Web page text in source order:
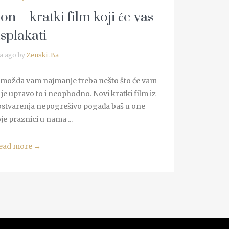
– kratki film koji će vas
ago byZenski .Ba
vam najmanje treba nešto što će vam
upravo to i neophodno. Novi kratki film iz
nepogrešivo pogađa baš u one
praznici u nama ...
more →